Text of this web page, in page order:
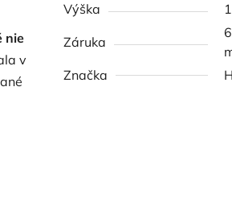
nie
v
Výška
Záruka
Značka